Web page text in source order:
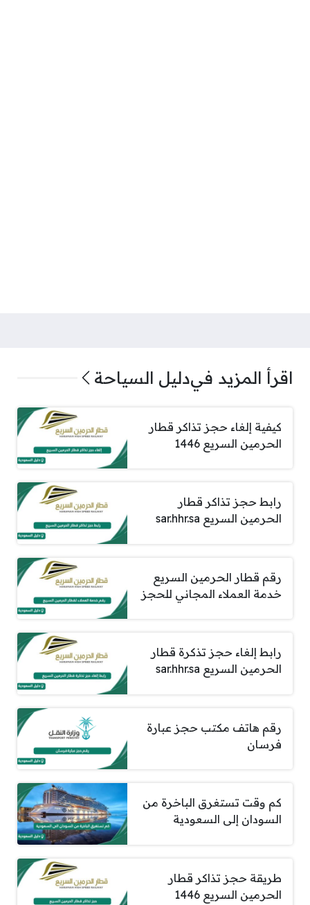
اقرأ المزيد فيدليل السياحة
كيفية إلغاء حجز تذاكر قطار
الحرمين السريع 1446
رابط حجز تذاكر قطار
الحرمين السريع sar.hhr.sa
رقم قطار الحرمين السريع
خدمة العملاء المجاني للحجز
رابط إلغاء حجز تذكرة قطار
الحرمين السريع sar.hhr.sa
رقم هاتف مكتب حجز عبارة
فرسان
​​​​​​​كم وقت تستغرق الباخرة من
السودان إلى السعودية
طريقة حجز تذاكر قطار
الحرمين السريع 1446